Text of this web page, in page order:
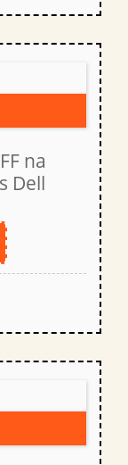
na
Dell